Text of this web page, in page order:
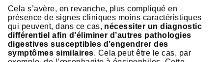
Cela s’avère, en revanche, plus compliqué en
présence de signes cliniques moins caractéristiques
qui peuvent, dans ce cas, nécessiter un diagnostic
différentiel afin d’éliminer d’autres pathologies
digestives susceptibles d’engendrer des
symptômes similaires. Cela peut être le cas, par